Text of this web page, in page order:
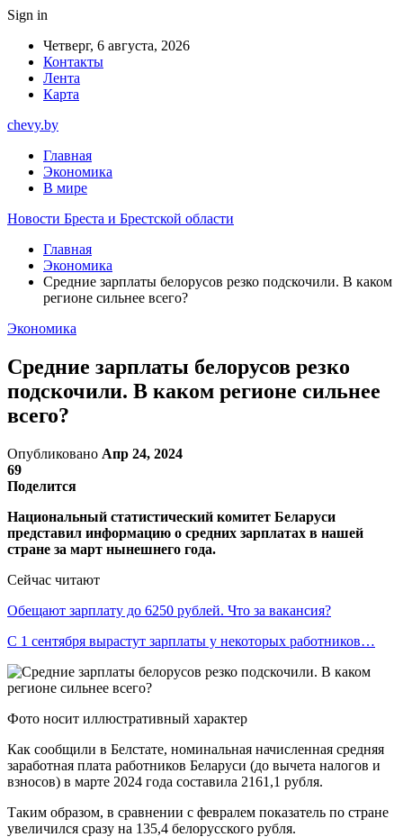
Sign in
Четверг, 6 августа, 2026
Контакты
Лента
Карта
chevy.by
Главная
Экономика
В мире
Новости Бреста и Брестской области
Главная
Экономика
Средние зарплаты белорусов резко подскочили. В каком
регионе сильнее всего?
Экономика
Средние зарплаты белорусов резко
подскочили. В каком регионе сильнее
всего?
Опубликовано Апр 24, 2024
69
Поделится
Национальный статистический комитет Беларуси
представил информацию о средних зарплатах в нашей
стране за март нынешнего года.
Сейчас читают
Обещают зарплату до 6250 рублей. Что за вакансия?
С 1 сентября вырастут зарплаты у некоторых работников…
Фото носит иллюстративный характер
Как сообщили в Белстате, номинальная начисленная средняя
заработная плата работников Беларуси (до вычета налогов и
взносов) в марте 2024 года составила 2161,1 рубля.
Таким образом, в сравнении с февралем показатель по стране
увеличился сразу на 135,4 белорусского рубля.